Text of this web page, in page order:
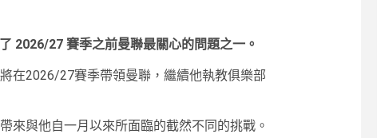
2026/27 賽季之前曼聯最關心的問題之一。
在2026/27賽季帶領曼聯，繼續他執教俱樂部
來與他自一月以來所面臨的截然不同的挑戰。